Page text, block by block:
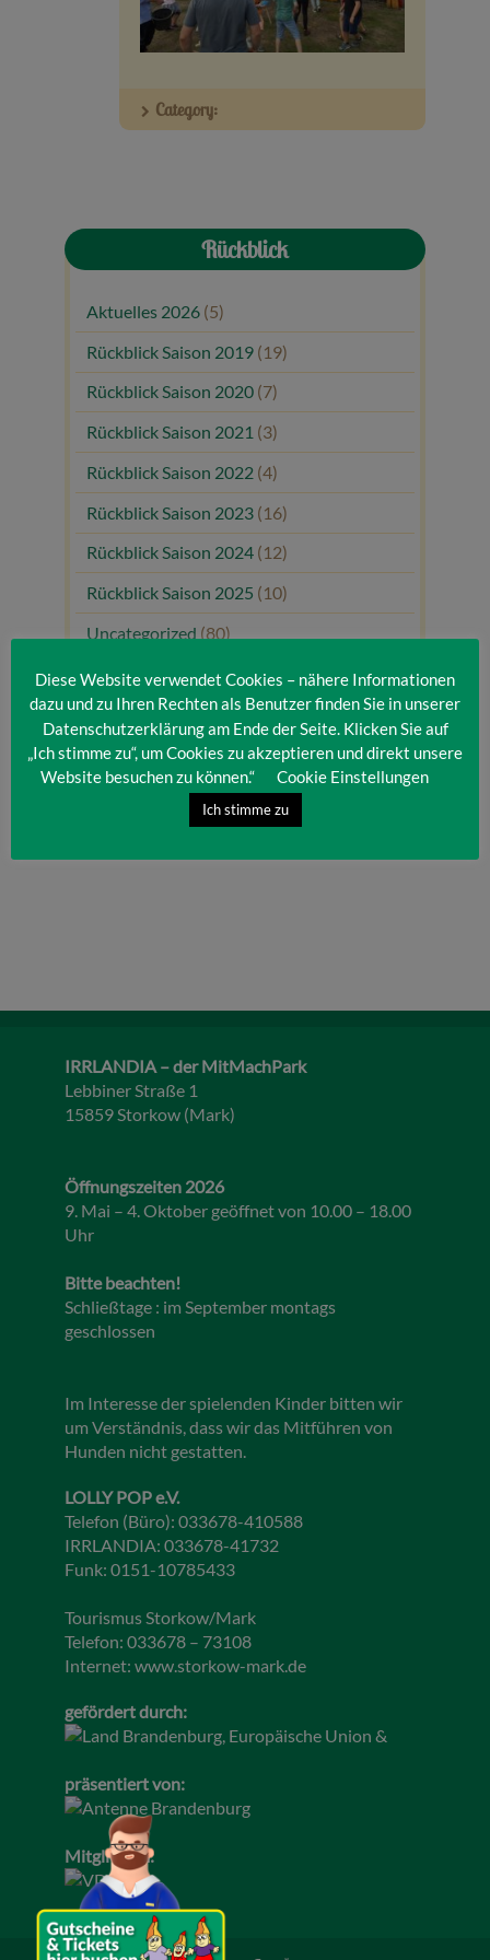
Veranstaltungen
Baumpaten
Category:
Rückblick
Aktuelles 2026 (5)
Rückblick Saison 2019 (19)
Rückblick Saison 2020 (7)
Rückblick Saison 2021 (3)
Rückblick Saison 2022 (4)
Rückblick Saison 2023 (16)
Rückblick Saison 2024 (12)
Rückblick Saison 2025 (10)
Uncategorized (80)
Unsere Gäste(1)
IRRLANDIA – der MitMachPark
Lebbiner Straße 1
15859 Storkow (Mark)
Öffnungszeiten 2026
9. Mai – 4. Oktober geöffnet von 10.00 – 18.00
Uhr
Bitte beachten!
Schließtage : im September montags
geschlossen
Im Interesse der spielenden Kinder bitten wir
um Verständnis, dass wir das Mitführen von
Hunden nicht gestatten.
LOLLY POP e.V.
Telefon (Büro): 033678-410588
IRRLANDIA: 033678-41732
Funk: 0151-10785433
Tourismus Storkow/Mark
Telefon: 033678 – 73108
Internet: www.storkow-mark.de
gefördert durch:
präsentiert von:
Mitglied im:
Diese Website verwendet Cookies – nähere Informationen
dazu und zu Ihren Rechten als Benutzer finden Sie in unserer
Datenschutzerklärung am Ende der Seite. Klicken Sie auf
„Ich stimme zu“, um Cookies zu akzeptieren und direkt unsere
Website besuchen zu können.“
Cookie Einstellungen
Ich stimme zu